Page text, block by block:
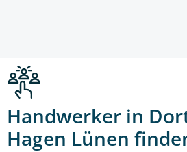
Handwerker in
Hagen Lünen